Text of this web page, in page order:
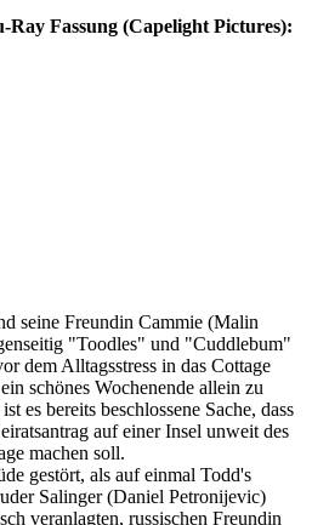
Fassung (Capelight Pictures):
seine Freundin Cammie (Malin
"Toodles" und "Cuddlebum"
dem Alltagsstress in das Cottage
schönes Wochenende allein zu
es bereits beschlossene Sache, dass
auf einer Insel unweit des
machen soll.
gestört, als auf einmal Todd's
Salinger (Daniel Petronijevic)
veranlagten, russischen Freundin